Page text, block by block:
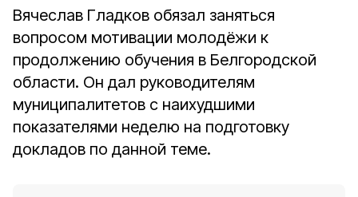
Вячеслав Гладков обязал заняться
вопросом мотивации молодёжи к
продолжению обучения в Белгородской
области. Он дал руководителям
муниципалитетов с наихудшими
показателями неделю на подготовку
докладов по данной теме.